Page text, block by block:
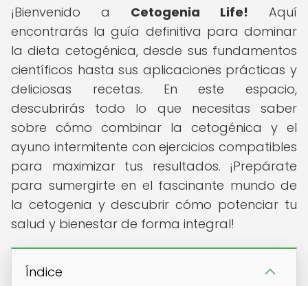
¡Bienvenido a Cetogenia Life! Aquí
encontrarás la guía definitiva para dominar
la dieta cetogénica, desde sus fundamentos
científicos hasta sus aplicaciones prácticas y
deliciosas recetas. En este espacio,
descubrirás todo lo que necesitas saber
sobre cómo combinar la cetogénica y el
ayuno intermitente con ejercicios compatibles
para maximizar tus resultados. ¡Prepárate
para sumergirte en el fascinante mundo de
la cetogenia y descubrir cómo potenciar tu
salud y bienestar de forma integral!
Índice